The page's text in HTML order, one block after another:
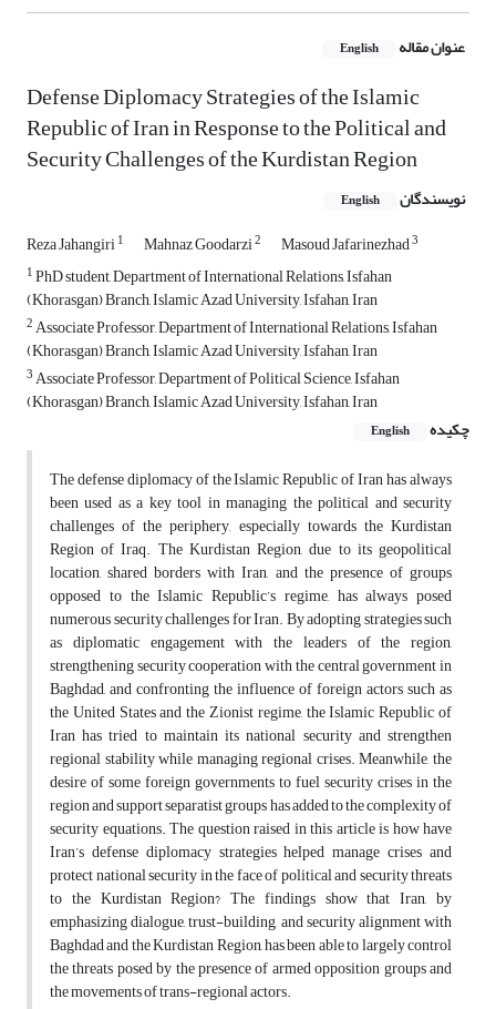
عنوان مقاله English
Defense Diplomacy Strategies of the Islamic
Republic of Iran in Response to the Political and
Security Challenges of the Kurdistan Region
نویسندگان English
Reza Jahangiri1 Mahnaz Goodarzi2 Masoud Jafarinezhad3
1PhD student, Department of International Relations, Isfahan
(Khorasgan) Branch, Islamic Azad University, Isfahan, Iran
2Associate Professor, Department of International Relations, Isfahan
(Khorasgan) Branch, Islamic Azad University, Isfahan, Iran
3Associate Professor, Department of Political Science, Isfahan
(Khorasgan) Branch, Islamic Azad University, Isfahan, Iran
چکیده
English
The defense diplomacy of the Islamic Republic of Iran has always
been used as a key tool in managing the political and security
challenges of the periphery, especially towards the Kurdistan
Region of Iraq. The Kurdistan Region, due to its geopolitical
location, shared borders with Iran, and the presence of groups
opposed to the Islamic Republic’s regime, has always posed
numerous security challenges for Iran. By adopting strategies such
as diplomatic engagement with the leaders of the region,
strengthening security cooperation with the central government in
Baghdad, and confronting the influence of foreign actors such as
the United States and the Zionist regime, the Islamic Republic of
Iran has tried to maintain its national security and strengthen
regional stability while managing regional crises. Meanwhile, the
desire of some foreign governments to fuel security crises in the
region and support separatist groups has added to the complexity of
security equations. The question raised in this article is how have
Iran’s defense diplomacy strategies helped manage crises and
protect national security in the face of political and security threats
to the Kurdistan Region? The findings show that Iran, by
emphasizing dialogue, trust-building, and security alignment with
Baghdad and the Kurdistan Region, has been able to largely control
the threats posed by the presence of armed opposition groups and
the movements of trans-regional actors.